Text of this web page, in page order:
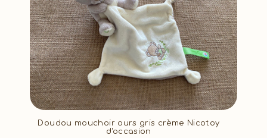
Doudou mouchoir ours gris crème Nicotoy
d'occasion